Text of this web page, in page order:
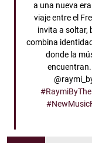
a una nueva
viaje entre el
invita a soltar,
combina
donde la